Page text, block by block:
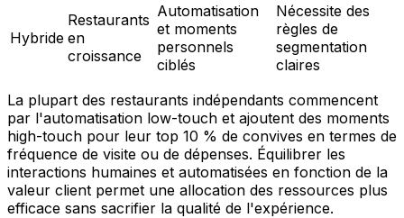
Hybride
Restaurants
en
croissance
Automatisation
et moments
personnels
ciblés
Nécessite des
règles de
segmentation
claires
La plupart des restaurants indépendants commencent
par l'automatisation low-touch et ajoutent des moments
high-touch pour leur top 10 % de convives en termes de
fréquence de visite ou de dépenses. Équilibrer les
interactions humaines et automatisées en fonction de la
valeur client permet une allocation des ressources plus
efficace sans sacrifier la qualité de l'expérience.